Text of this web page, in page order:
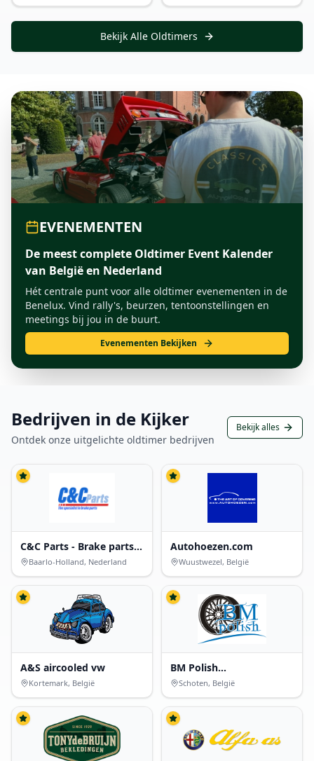
Bekijk Alle Oldtimers
EVENEMENTEN
De meest complete Oldtimer Event Kalender
van België en Nederland
Hét centrale punt voor alle oldtimer evenementen in de
Benelux. Vind rally's, beurzen, tentoonstellingen en
meetings bij jou in de buurt.
Evenementen Bekijken
Bedrijven in de Kijker
Ontdek onze uitgelichte oldtimer bedrijven
Bekijk alles
C&C Parts - Brake parts
specialist
Baarlo-Holland, Nederland
Autohoezen.com
Wuustwezel, België
A&S aircooled vw
Kortemark, België
BM Polish
Velgherstelbedrijf
Schoten, België